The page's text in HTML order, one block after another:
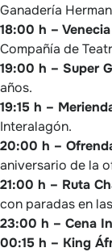
Ganadería
18:00 h –
Compañía de
19:00 h – Super
años.
19:15 h –
Interalagón.
20:00 h –
aniversario de la
21:00 h – Ruta
con paradas en
23:00 h – Cena
00:15 h – King